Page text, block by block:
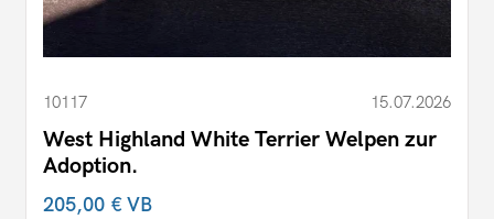
10117 15.07.2026
West Highland White Terrier Welpen zur
Adoption.
205,00 €VB